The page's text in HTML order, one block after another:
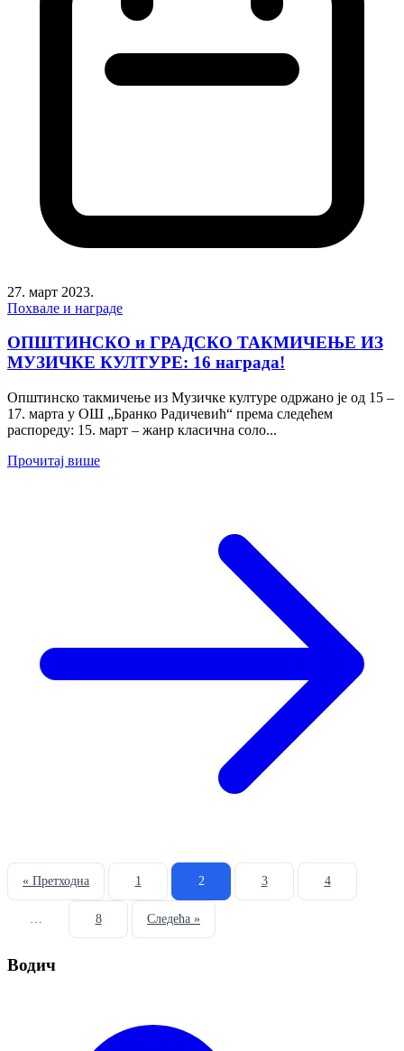
27. март 2023.
Похвале и награде
ОПШТИНСКО и ГРАДСКО ТАКМИЧЕЊЕ ИЗ
МУЗИЧКЕ КУЛТУРЕ: 16 награда!
Општинско такмичење из Музичке културе одржано је од 15 –
17. марта у ОШ „Бранко Радичевић“ према следећем
распореду: 15. март – жанр класична соло...
Прочитај више
« Претходна 1 2 3 4
… 8 Следећа »
Водич